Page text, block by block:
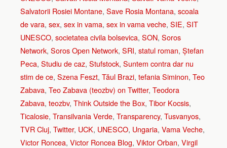
Salvatorii Rosiei Montane, Save Rosia Montana, scoala
de vara, sex, sex in vama, sex in vama veche, SIE, SIT
UNESCO, societatea civila bolsevica, SON, Soros
Network, Soros Open Network, SRI, statul roman, Ștefan
Peca, Studiu de caz, Stufstock, Suntem contra dar nu
stim de ce, Szena Feszt, Tăul Brazi, tefania Siminon, Teo
Zabava, Teo Zabava (teozbv) on Twitter, Teodora
Zabava, teozbv, Think Outside the Box, Tibor Kocsis,
Ticalosie, Transilvania Verde, Transparency, Tusvanyos,
TVR Cluj, Twitter, UCK, UNESCO, Ungaria, Vama Veche,
Victor Roncea, Victor Roncea Blog, Viktor Orban, Virgil